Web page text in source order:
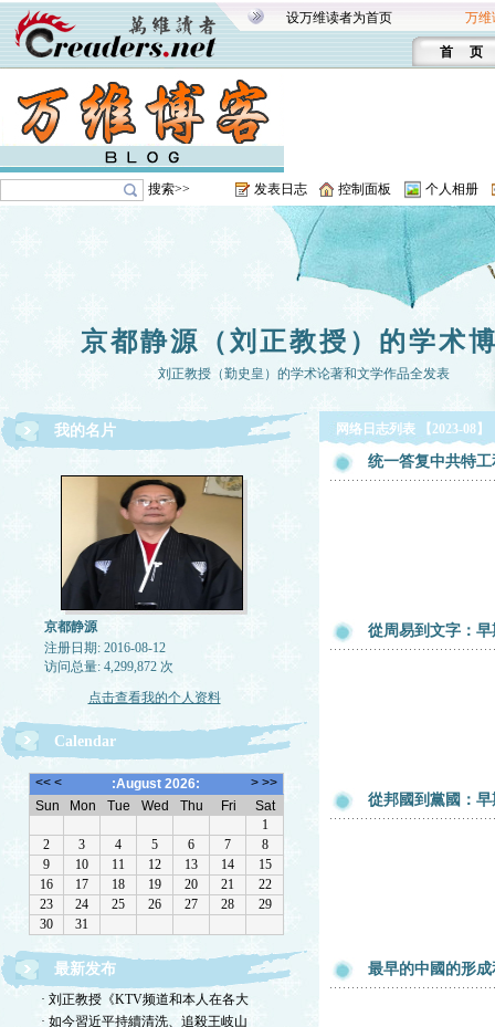
设万维读者为首页 万维
首 页
搜索>> 发表日志 控制面板 个人相册
京都静源（刘正教授）的学术
刘正教授（勤史皇）的学术论著和文学作品全发表
我的名片
京都静源
注册日期: 2016-08-12
访问总量: 4,299,872 次
点击查看我的个人资料
Calendar
最新发布
· 刘正教授《KTV频道和本人在各大
· 如今習近平持續清洗、追殺王岐山
网络日志列表 【2023-08】
统一答复中共特
從周易到文字：
從邦國到黨國：
最早的中國的形